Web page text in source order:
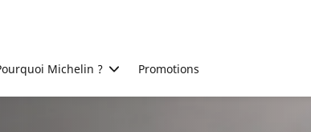
Michelin ? Promotions